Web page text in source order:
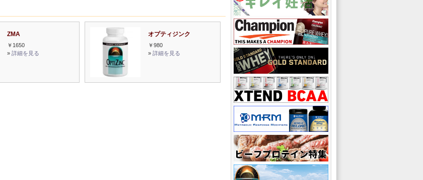
ZMA
￥1650
» 詳細を見る
オプティジンク
￥980
» 詳細を見る